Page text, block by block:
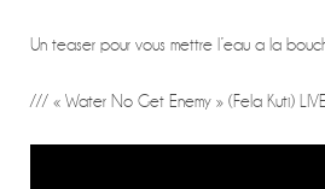
Un teaser pour vous mettre l’eau a la
/// « Water No Get Enemy » (Fela Kuti)